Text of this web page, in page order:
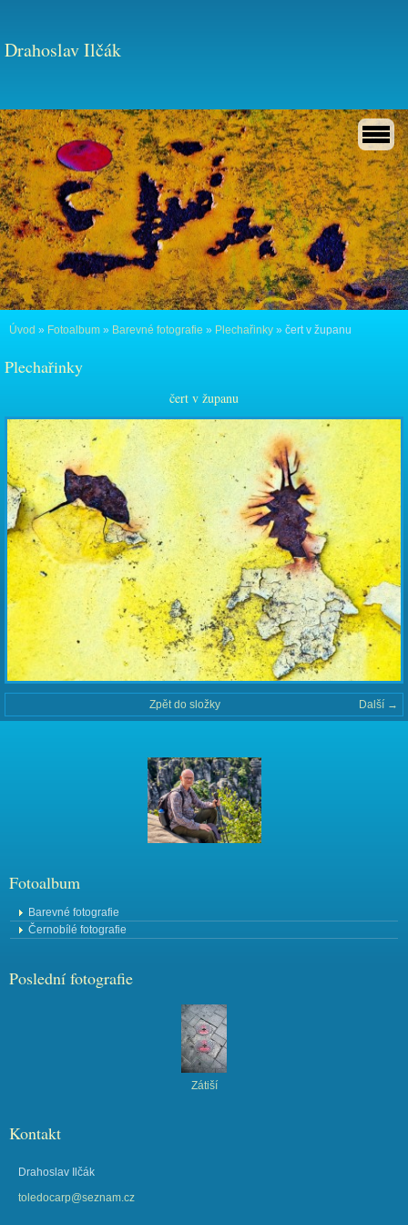
Drahoslav Ilčák
Úvod » Fotoalbum » Barevné fotografie » Plechařinky » čert v županu
Plechařinky
čert v županu
Další →
Zpět do složky
Fotoalbum
Barevné fotografie
Černobílé fotografie
Poslední fotografie
Zátiší
Kontakt
Drahoslav Ilčák
toledocarp@seznam.cz